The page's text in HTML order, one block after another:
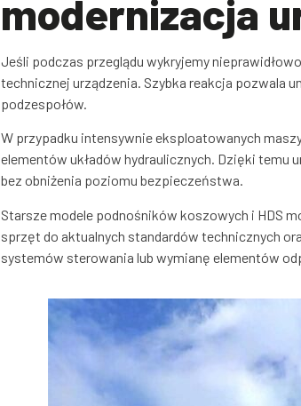
modernizacja
Jeśli podczas przeglądu wykryjemy
technicznej urządzenia. Szybka reakcja pozwala
podzespołów.
W przypadku intensywnie eksploatowanych
elementów układów hydraulicznych. Dzięki temu
bez obniżenia poziomu bezpieczeństwa.
Starsze modele podnośników koszowych i HDS
sprzęt do aktualnych standardów technicznych
systemów sterowania lub wymianę elementów